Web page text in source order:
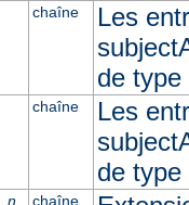
chaîne
Les
de type
chaîne
Les
de type
n chaîne